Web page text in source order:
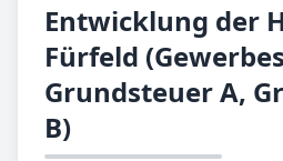
Entwicklung der
Fürfeld
Grundsteuer A,
B)